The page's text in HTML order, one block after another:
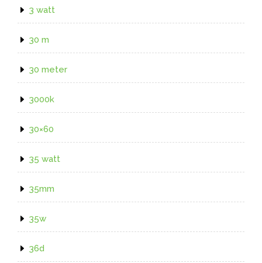
3 watt
30 m
30 meter
3000k
30×60
35 watt
35mm
35w
36d